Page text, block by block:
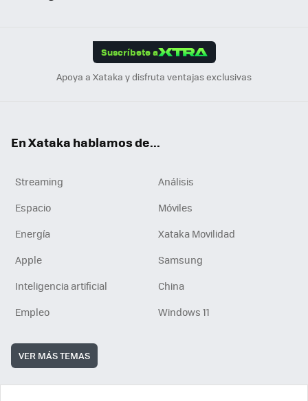
Suscríbete a
Apoya a Xataka y disfruta ventajas exclusivas
En Xataka hablamos de...
Streaming
Análisis
Espacio
Móviles
Energía
Xataka Movilidad
Apple
Samsung
Inteligencia artificial
China
Empleo
Windows 11
VER MÁS TEMAS